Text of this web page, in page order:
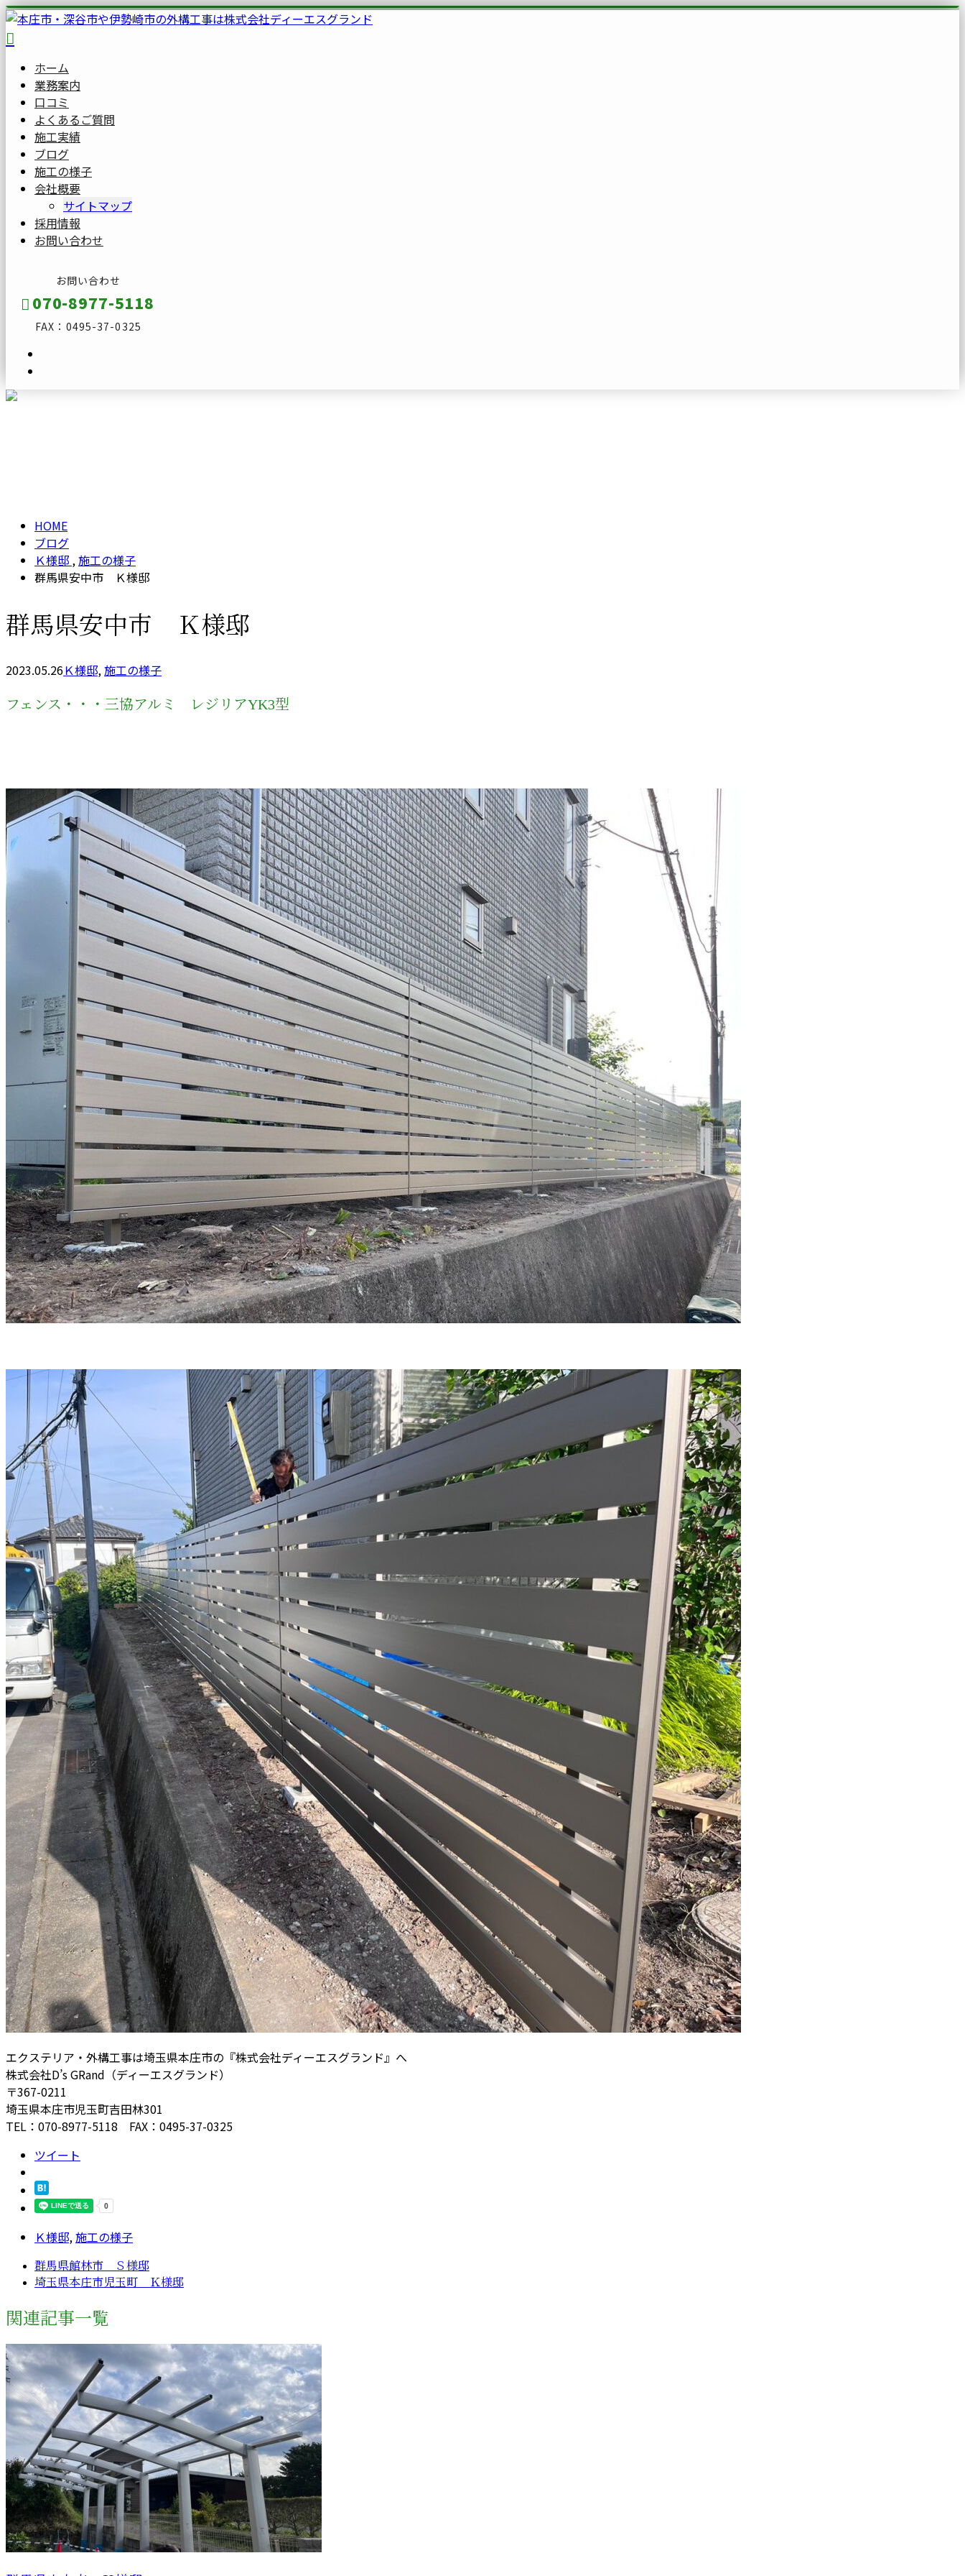
ホーム
業務案内
口コミ
よくあるご質問
施工実績
ブログ
施工の様子
会社概要
サイトマップ
採用情報
お問い合わせ
お問い合わせ
070-8977-5118
FAX：0495-37-0325
HOME
ブログ
Ｋ様邸 ,施工の様子
群馬県安中市 Ｋ様邸
群馬県安中市 Ｋ様邸
2023.05.26Ｋ様邸,施工の様子
フェンス・・・三協アルミ レジリアYK3型
エクステリア・外構工事は埼玉県本庄市の『株式会社ディーエスグランド』へ
株式会社D’s GRand（ディーエスグランド）
〒367-0211
埼玉県本庄市児玉町吉田林301
TEL：070-8977-5118 FAX：0495-37-0325
ツイート
Ｋ様邸,施工の様子
群馬県館林市 Ｓ様邸
埼玉県本庄市児玉町 Ｋ様邸
関連記事一覧